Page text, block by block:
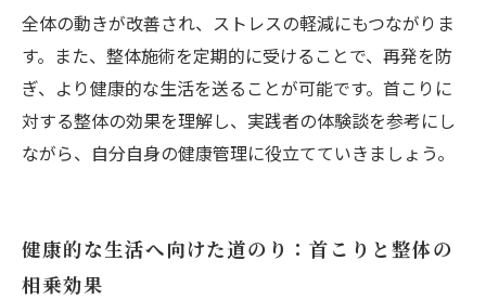
全体の動きが改善され、ストレスの軽減にもつながりま
す。また、整体施術を定期的に受けることで、再発を防
ぎ、より健康的な生活を送ることが可能です。首こりに
対する整体の効果を理解し、実践者の体験談を参考にし
ながら、自分自身の健康管理に役立てていきましょう。
健康的な生活へ向けた道のり：首こりと整体の
相乗効果